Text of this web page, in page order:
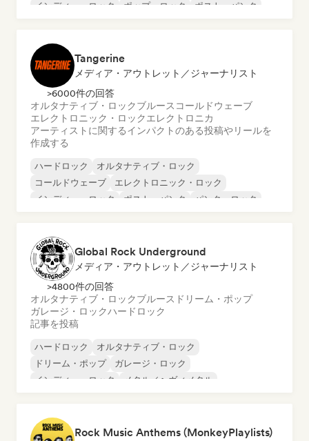
インディー・ロック
ポップ・ロック
ポスト・パンク
Tangerine
メディア・アウトレット／ジャーナリスト
>6000件の回答
オルタナティブ・ロックブルース コールドウェーブ
エレクトロニック・ロックエレクトロニカ
アーティストに関するインパクトのある投稿やリールを
作成する
ハードロック
オルタナティブ・ロック
コールドウェーブ
エレクトロニック・ロック
インディー・ロック
ポスト・パンク
パンク・ロック
Global Rock Underground
メディア・アウトレット／ジャーナリスト
>4800件の回答
オルタナティブ・ロックブルース ドリーム・ポップ
ガレージ・ロックハードロック
記事を投稿
ハードロック
オルタナティブ・ロック
ドリーム・ポップ
ガレージ・ロック
インディー・ロック
メタル／ヘヴィメタル
Rock Music Anthems (MonkeyPlaylists)